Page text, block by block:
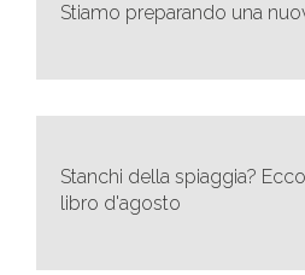
Stiamo preparando una
Stanchi della spiaggia?
libro d'agosto